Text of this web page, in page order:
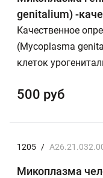
genitalium) -
Качественное
(Mycoplasma
клеток
500 руб
1205 /
Микоплазма